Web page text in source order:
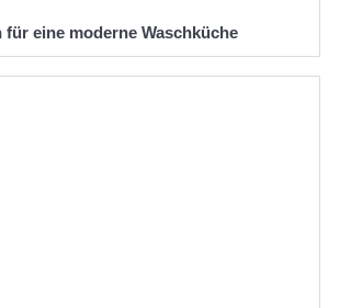
für eine moderne Waschküche